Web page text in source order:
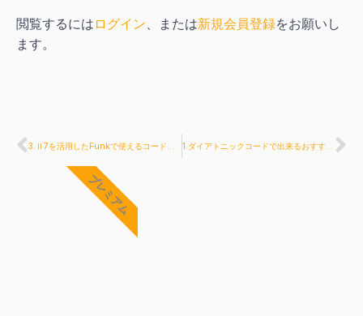
閲覧するには ログイン、または新規会員登録をお願いし
ます。
Prev 1.ダイアトニックコードで出来るおすすめコード進行6-5-2
プレミアム